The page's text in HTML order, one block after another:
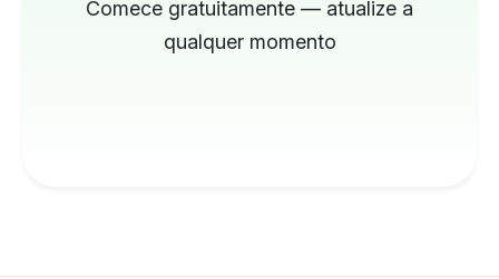
Comece gratuitamente — atualize a
qualquer momento